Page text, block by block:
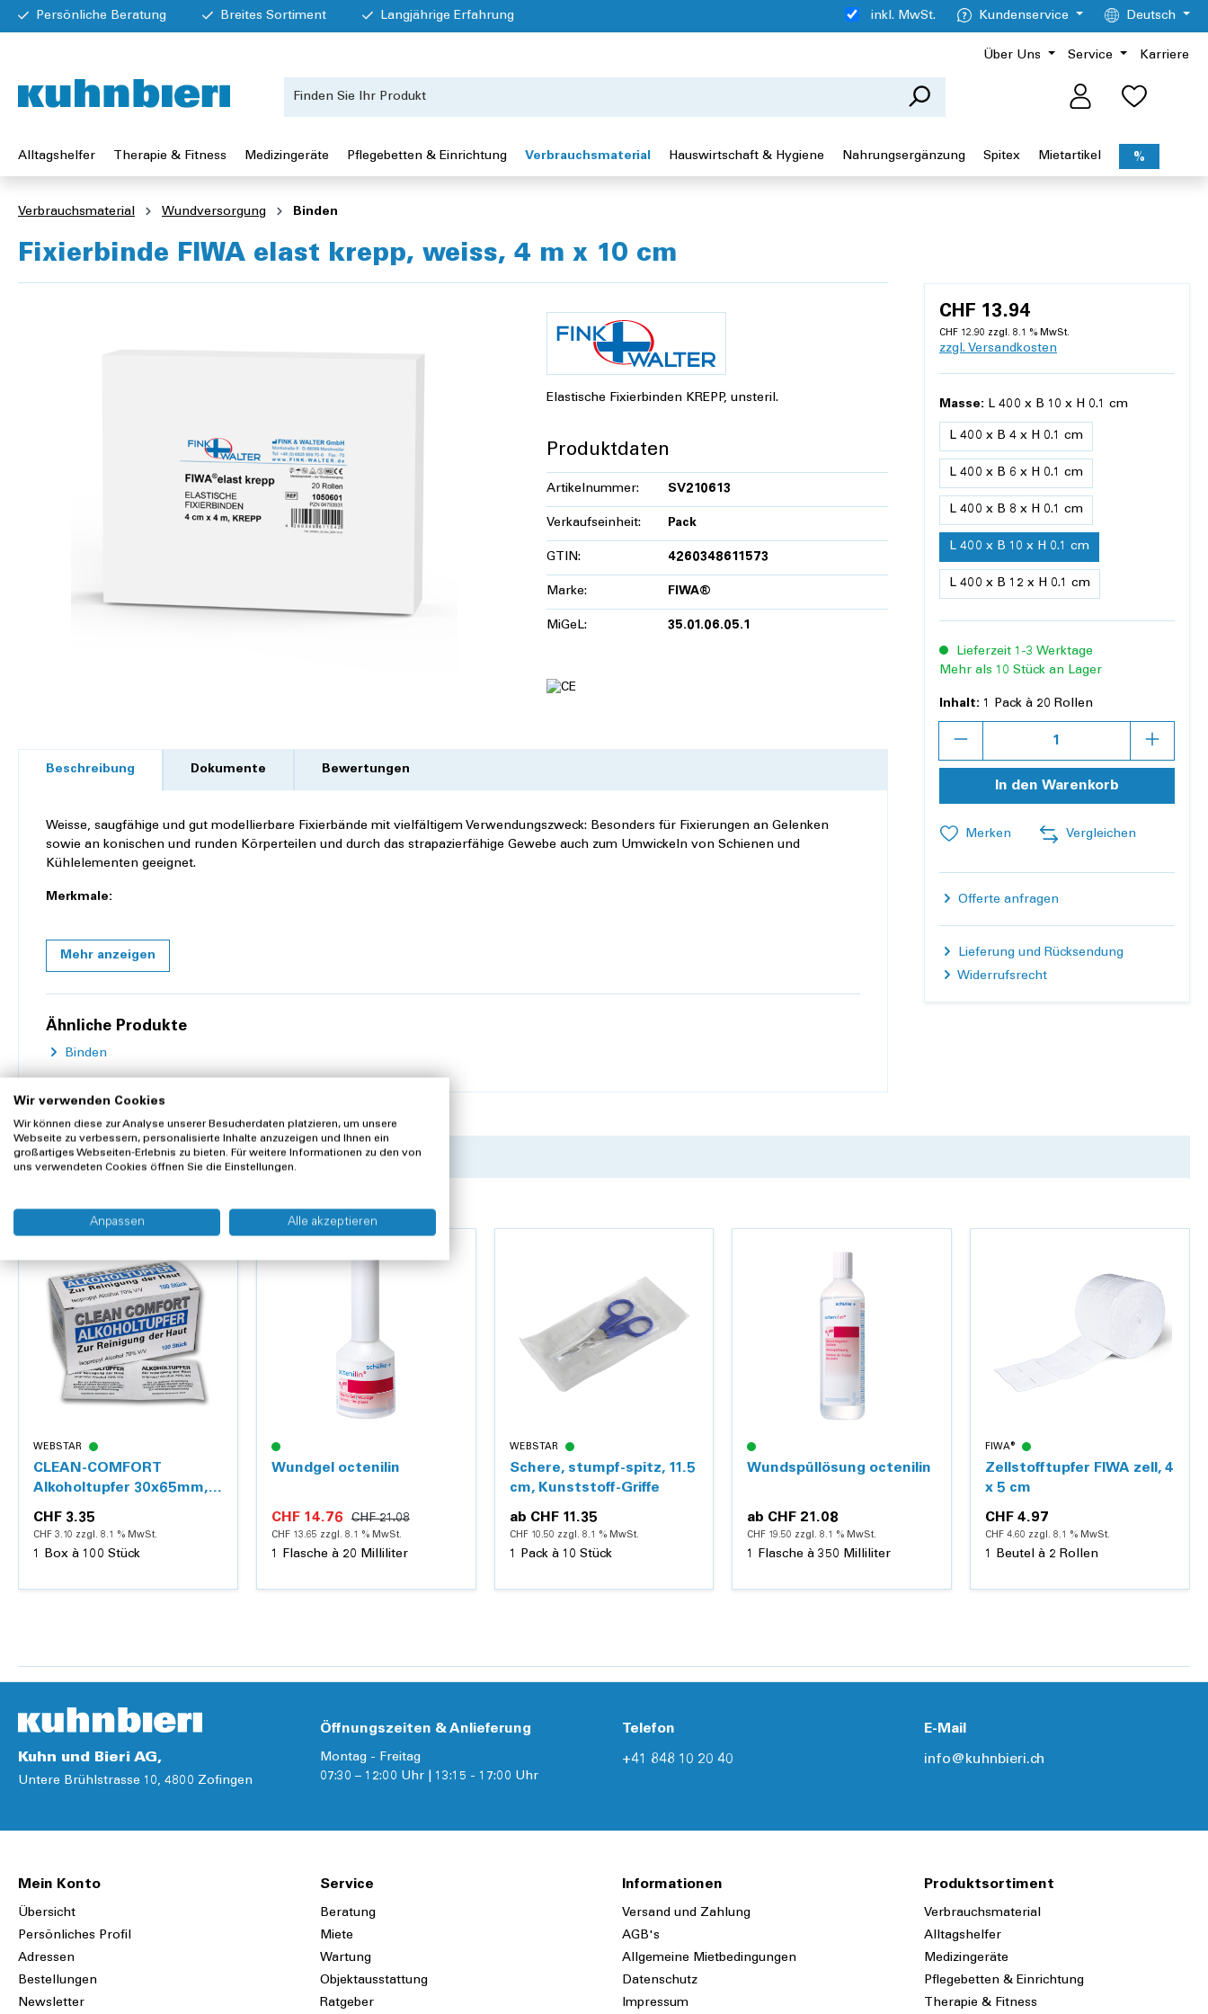
Persönliche Beratung Breites Sortiment Langjährige Erfahrung inkl. MwSt. Kundenservice Deutsch
Über Uns Service Karriere
Alltagshelfer Therapie & Fitness Medizingeräte Pflegebetten & Einrichtung Verbrauchsmaterial Hauswirtschaft & Hygiene Nahrungsergänzung Spitex Mietartikel %
Verbrauchsmaterial Wundversorgung Binden
Fixierbinde FIWA elast krepp, weiss, 4 m x 10 cm
Elastische Fixierbinden KREPP, unsteril.
Produktdaten
Artikelnummer: SV210613
Verkaufseinheit: Pack
GTIN: 4260348611573
Marke: FIWA®
MiGeL: 35.01.06.05.1
Beschreibung Dokumente Bewertungen
Weisse, saugfähige und gut modellierbare Fixierbände mit vielfältigem Verwendungszweck: Besonders für Fixierungen an Gelenken
sowie an konischen und runden Körperteilen und durch das strapazierfähige Gewebe auch zum Umwickeln von Schienen und
Kühlelementen geeignet.
Merkmale:
Gekräuselte Polyamidfasern
Dehnung ca. 100%
Rutschfest
Gut modellierbar
Besonders geeignet für Patienten mit empfindlicher Haut
Regulatorische Angaben:
MPG, Richtlinie 93/42/EWG
Kennzeichnung nach DIN EN ISO 15223-1 auf allen Verpackungsstufen
Produkteigenschaften
Material: Polyamid
Steril: nein
Länge: 400 cm
Breite: 10 cm
Mehr anzeigen
Ähnliche Produkte
Binden
CHF 13.94
CHF 12.90 zzgl. 8.1 % MwSt.
zzgl. Versandkosten
Masse: L 400 x B 10 x H 0.1 cm
L 400 x B 4 x H 0.1 cm
L 400 x B 6 x H 0.1 cm
L 400 x B 8 x H 0.1 cm
L 400 x B 10 x H 0.1 cm
L 400 x B 12 x H 0.1 cm
Lieferzeit 1-3 Werktage
Mehr als 10 Stück an Lager
Inhalt: 1 Pack à 20 Rollen
In den Warenkorb
Merken Vergleichen
Offerte anfragen
Lieferung und Rücksendung
Widerrufsrecht
Kunden kauften auch
WEBSTAR
CLEAN-COMFORT
Alkoholtupfer 30x65mm,
gefaltet auf ca. 32x30mm,
einzeln verpackt
CHF 3.35
CHF 3.10 zzgl. 8.1 % MwSt.
1 Box à 100 Stück
Wundgel octenilin
CHF 14.76 CHF 21.08
CHF 13.65 zzgl. 8.1 % MwSt.
1 Flasche à 20 Milliliter
WEBSTAR
Schere, stumpf-spitz, 11.5
cm, Kunststoff-Griffe
ab CHF 11.35
CHF 10.50 zzgl. 8.1 % MwSt.
1 Pack à 10 Stück
Wundspüllösung octenilin
ab CHF 21.08
CHF 19.50 zzgl. 8.1 % MwSt.
1 Flasche à 350 Milliliter
FIWA®
Zellstofftupfer FIWA zell, 4
x 5 cm
CHF 4.97
CHF 4.60 zzgl. 8.1 % MwSt.
1 Beutel à 2 Rollen
Kuhn und Bieri AG,
Untere Brühlstrasse 10, 4800 Zofingen
Öffnungszeiten & Anlieferung
Montag - Freitag
07:30 – 12:00 Uhr | 13:15 - 17:00 Uhr
Telefon
+41 848 10 20 40
E-Mail
info@kuhnbieri.ch
Mein Konto
Übersicht
Persönliches Profil
Adressen
Bestellungen
Newsletter
Service
Beratung
Miete
Wartung
Objektausstattung
Ratgeber
Informationen
Versand und Zahlung
AGB's
Allgemeine Mietbedingungen
Datenschutz
Impressum
Produktsortiment
Verbrauchsmaterial
Alltagshelfer
Medizingeräte
Pflegebetten & Einrichtung
Therapie & Fitness
Wir verwenden Cookies
Wir können diese zur Analyse unserer Besucherdaten platzieren, um unsere
Webseite zu verbessern, personalisierte Inhalte anzuzeigen und Ihnen ein
großartiges Webseiten-Erlebnis zu bieten. Für weitere Informationen zu den von
uns verwendeten Cookies öffnen Sie die Einstellungen.
Anpassen Alle akzeptieren